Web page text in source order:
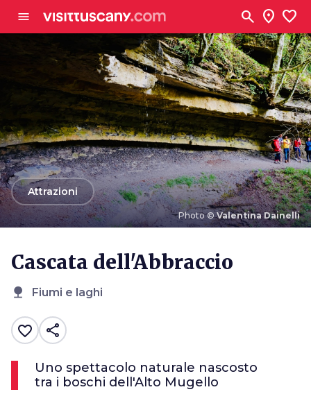
menu search location_on favorite
Photo ©Valentina Dainelli
arrow_backAttrazioni
Cascata dell'Abbraccio
nature Fiumi e laghi
favorite_border share
Uno spettacolo naturale nascosto
tra i boschi dell'Alto Mugello